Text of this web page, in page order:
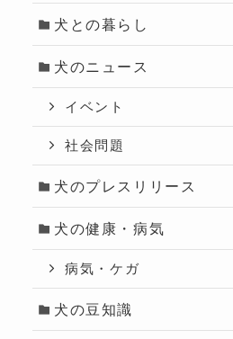
犬との暮らし
犬のニュース
イベント
社会問題
犬のプレスリリース
犬の健康・病気
病気・ケガ
犬の豆知識